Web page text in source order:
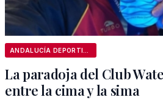
La paradoja del Club
entre la cima y la sima